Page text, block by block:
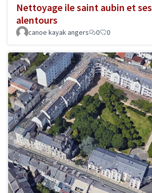
Nettoyage ile saint aubin et ses
alentours
canoe kayak angers 0 0